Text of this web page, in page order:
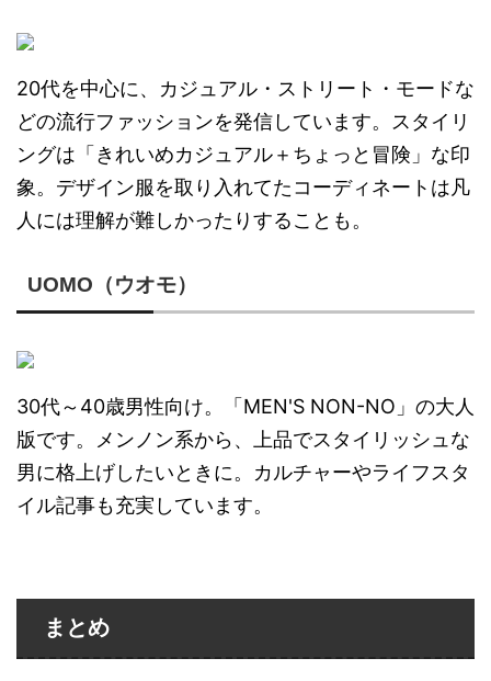
20代を中心に、カジュアル・ストリート・モードな
どの流行ファッションを発信しています。スタイリ
ングは「きれいめカジュアル＋ちょっと冒険」な印
象。デザイン服を取り入れてたコーディネートは凡
人には理解が難しかったりすることも。
UOMO（ウオモ）
30代～40歳男性向け。「MEN'S NON-NO」の大人
版です。メンノン系から、上品でスタイリッシュな
男に格上げしたいときに。カルチャーやライフスタ
イル記事も充実しています。
まとめ